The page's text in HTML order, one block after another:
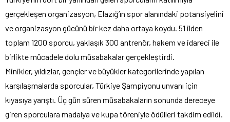
gerçekleşen organizasyon, Elazığ’ın spor alanındaki potansiyelini
ve organizasyon gücünü bir kez daha ortaya koydu. 51 ilden
toplam 1200 sporcu, yaklaşık 300 antrenör, hakem ve idareci ile
birlikte mücadele dolu müsabakalar gerçekleştirdi.
Minikler, yıldızlar, gençler ve büyükler kategorilerinde yapılan
karşılaşmalarda sporcular, Türkiye Şampiyonu unvanı için
kıyasıya yarıştı. Üç gün süren müsabakaların sonunda dereceye
giren sporculara madalya ve kupa töreniyle ödülleri takdim edildi.